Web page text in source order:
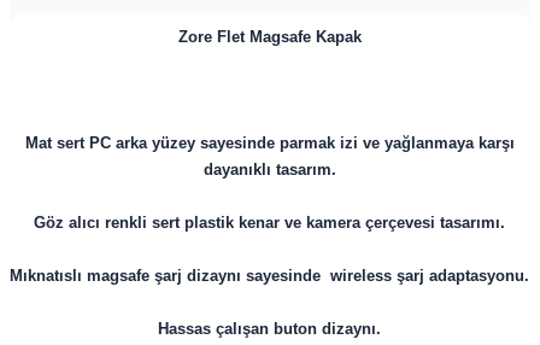
Zore Flet Magsafe Kapak
Mat sert PC arka yüzey sayesinde parmak izi ve yağlanmaya karşı
dayanıklı tasarım.
Göz alıcı renkli sert plastik kenar ve kamera çerçevesi tasarımı.
Mıknatıslı magsafe şarj dizaynı sayesinde wireless şarj adaptasyonu.
Hassas çalışan buton dizaynı.